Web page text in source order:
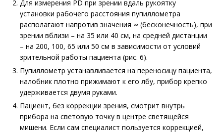
Для измерения PD при зрении вдаль рукоятку
установки рабочего расстояния пупиллометра
располагают напротив значения ∞ (бесконечность), при
зрении вблизи – на 35 или 40 см, на средней дистанции
– на 200, 100, 65 или 50 см в зависимости от условий
зрительной работы пациента (рис. 6).
Пупиллометр устанавливается на переносицу пациента,
налобник плотно прижимают к его лбу, прибор крепко
удерживается двумя руками.
Пациент, без коррекции зрения, смотрит внутрь
прибора на световую точку в центре светящейся
мишени. Если сам специалист пользуется коррекцией,